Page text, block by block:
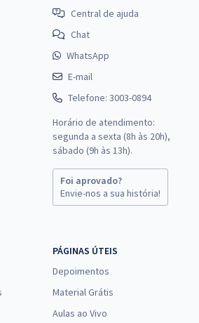
Central de ajuda
Chat
WhatsApp
E-mail
Telefone: 3003-0894
Horário de atendimento:
segunda a sexta (8h às 20h),
sábado (9h às 13h).
Foi aprovado?
Envie-nos a sua história!
PÁGINAS ÚTEIS
Depoimentos
Material Grátis
Aulas ao Vivo